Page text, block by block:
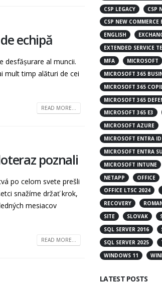
echipă
desfășurare al muncii.
mult timp alături de cei
READ MORE...
poznali
po celom svete prešli
snažíme držať krok,
mesiacov
READ MORE...
CSP LEGACY
CSP
CSP NEW COMMERCE
ENGLISH
EXTENDED SERVICE
MFA
MICROSOFT
MICROSOFT 365
MICROSOFT 365
MICROSOFT 365
MICROSOFT 365 E3
MICROSOFT AZURE
MICROSOFT ENTRA ID
MICROSOFT ENTRA
MICROSOFT INTUNE
NETAPP
OFFICE
OFFICE LTSC 2024
RECOVERY
SITE
SLOVAK
SQL SERVER 2016
SQL SERVER 2025
WINDOWS 11
LATEST POSTS